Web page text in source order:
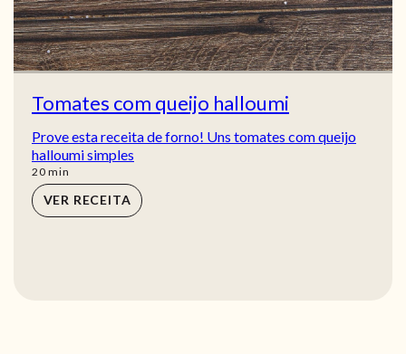
Tomates com queijo halloumi
Prove esta receita de forno! Uns tomates com queijo
halloumi simples
20min
min
VER RECEITA